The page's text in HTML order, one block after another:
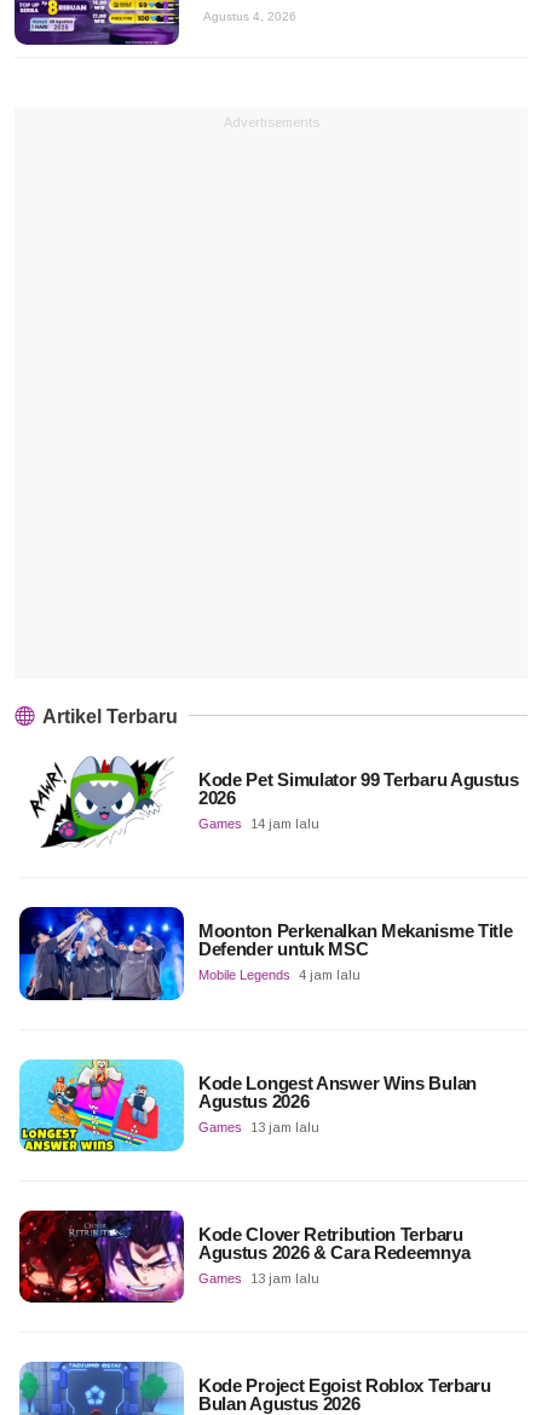
Agustus 4, 2026
Advertisements
Artikel Terbaru
Kode Pet Simulator 99 Terbaru Agustus
2026
Games 14 jam lalu
Moonton Perkenalkan Mekanisme Title
Defender untuk MSC
Mobile Legends 4 jam lalu
Kode Longest Answer Wins Bulan
Agustus 2026
Games 13 jam lalu
Kode Clover Retribution Terbaru
Agustus 2026 & Cara Redeemnya
Games 13 jam lalu
Kode Project Egoist Roblox Terbaru
Bulan Agustus 2026